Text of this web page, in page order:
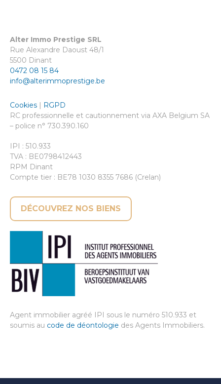
Alter Immo Prestige SRL
Rue Alexandre Daoust 48/1
5500 Dinant
0472 08 15 84
info@alterimmoprestige.be
Cookies | RGPD
RC professionnelle et cautionnement via AXA Belgium SA
– police n° 730.390.160
IPI : 510.933
TVA : BE0798412443
RPM Dinant
Compte tier : BE78 1030 8355 7686 (Crelan)
DÉCOUVREZ NOS BIENS
Agent immobilier agréé IPI sous le numéro 510.933 et
soumis au code de déontologie des Agents Immobiliers.